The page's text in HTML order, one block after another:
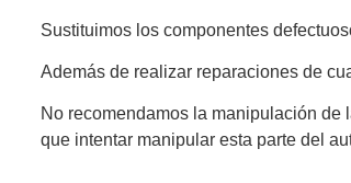
Sustituimos los componentes
Además de realizar reparaciones de
No recomendamos la manipulación de
que intentar manipular esta parte del